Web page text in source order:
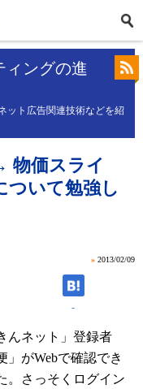
ィングの進
ット広告関連技術などを紹
物価スライ
ついて勉強し
» 2013/02/09
-
んネット」登録者
がWebで確認でき
。さっそくログイン